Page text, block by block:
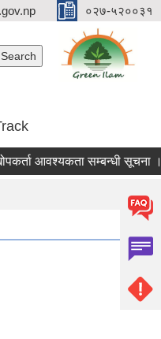
०२७-५२००३१
आवश्यकता सम्बन्धी सूचना ।